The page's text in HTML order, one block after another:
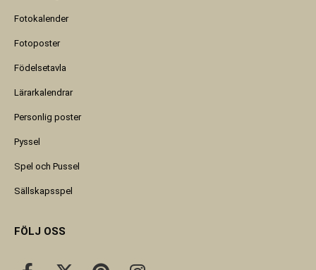
Fotokalender
Fotoposter
Födelsetavla
Lärarkalendrar
Personlig poster
Pyssel
Spel och Pussel
Sällskapsspel
FÖLJ OSS